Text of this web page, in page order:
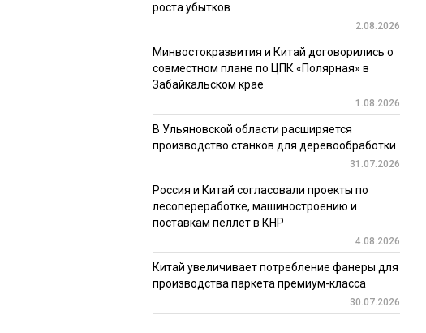
роста убытков
2.08.2026
Минвостокразвития и Китай договорились о
совместном плане по ЦПК «Полярная» в
Забайкальском крае
1.08.2026
В Ульяновской области расширяется
производство станков для деревообработки
31.07.2026
Россия и Китай согласовали проекты по
лесопереработке, машиностроению и
поставкам пеллет в КНР
4.08.2026
Китай увеличивает потребление фанеры для
производства паркета премиум-класса
30.07.2026